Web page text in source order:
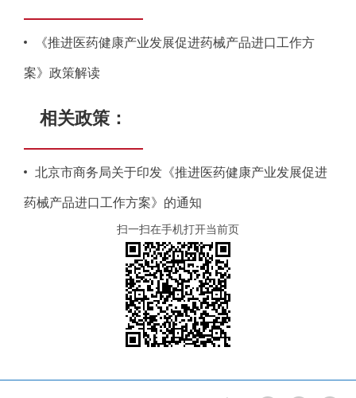
《推进医药健康产业发展促进药械产品进口工作方
案》政策解读
相关政策：
北京市商务局关于印发《推进医药健康产业发展促进
药械产品进口工作方案》的通知
扫一扫在手机打开当前页